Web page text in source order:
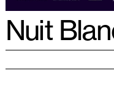
Nuit